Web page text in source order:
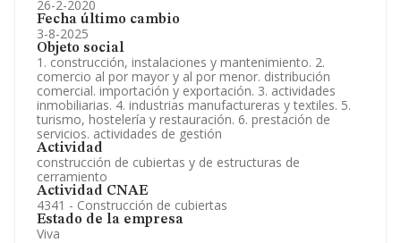
26-2-2020
Fecha último cambio
3-8-2025
Objeto social
1. construcción, instalaciones y mantenimiento. 2.
comercio al por mayor y al por menor. distribución
comercial. importación y exportación. 3. actividades
inmobiliarias. 4. industrias manufactureras y textiles. 5.
turismo, hostelería y restauración. 6. prestación de
servicios. actividades de gestión
Actividad
construcción de cubiertas y de estructuras de
cerramiento
Actividad CNAE
4341 - Construcción de cubiertas
Estado de la empresa
Viva